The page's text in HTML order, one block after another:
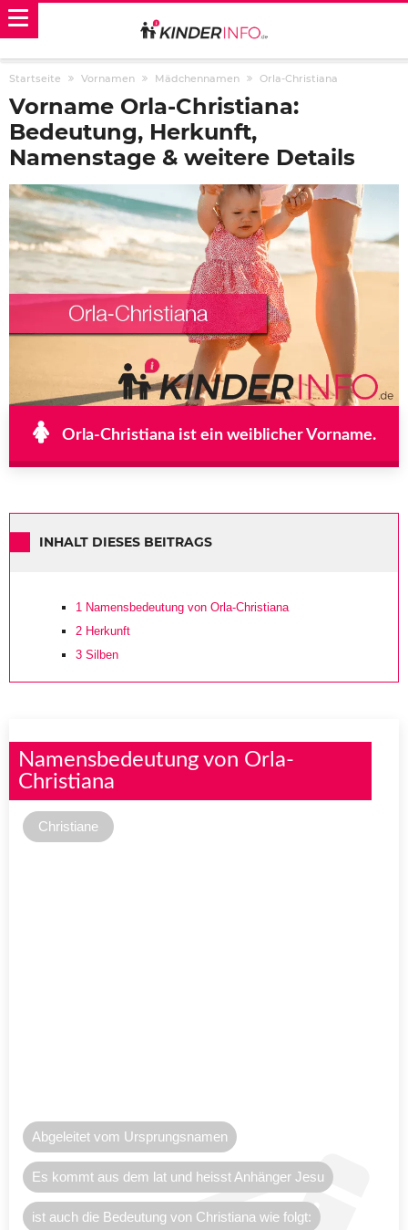
Startseite Vornamen Mädchennamen Orla-Christiana
Vorname Orla-Christiana:
Bedeutung, Herkunft,
Namenstage & weitere Details
Orla-Christiana ist ein weiblicher Vorname.
INHALT DIESES BEITRAGS
1 Namensbedeutung von Orla-Christiana
2 Herkunft
3 Silben
Namensbedeutung von Orla-
Christiana
Christiane
Abgeleitet vom Ursprungsnamen
Es kommt aus dem lat und heisst Anhänger Jesu
ist auch die Bedeutung von Christiana wie folgt: